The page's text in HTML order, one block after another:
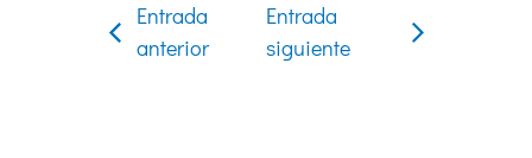
Entrada
anterior
Entrada
siguiente